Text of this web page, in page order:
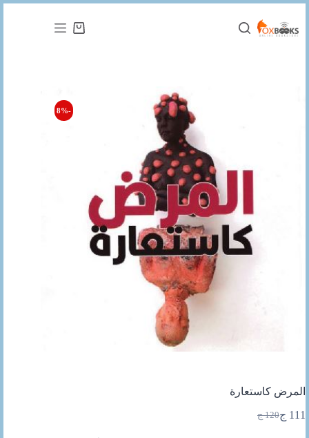
المحتوى
عربة
-8%
المرض كاستعارة
120 ج
السعر
111 جالسعر